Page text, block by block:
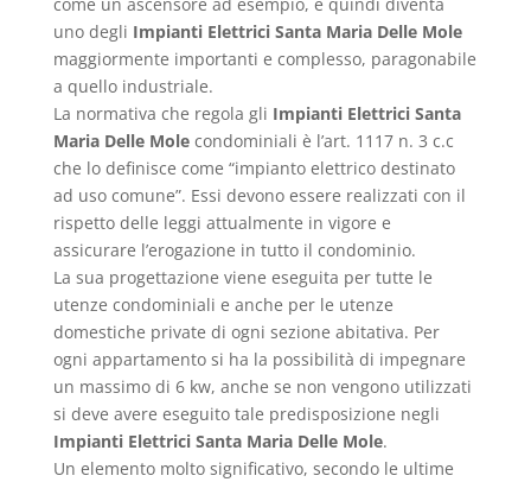
come un ascensore ad esempio, e quindi diventa
uno degli Impianti Elettrici Santa Maria Delle Mole
maggiormente importanti e complesso, paragonabile
a quello industriale.
La normativa che regola gli Impianti Elettrici Santa
Maria Delle Molecondominiali è l’art. 1117 n. 3 c.c
che lo definisce come “impianto elettrico destinato
ad uso comune”. Essi devono essere realizzati con il
rispetto delle leggi attualmente in vigore e
assicurare l’erogazione in tutto il condominio.
La sua progettazione viene eseguita per tutte le
utenze condominiali e anche per le utenze
domestiche private di ogni sezione abitativa. Per
ogni appartamento si ha la possibilità di impegnare
un massimo di 6 kw, anche se non vengono utilizzati
si deve avere eseguito tale predisposizione negli
Impianti Elettrici Santa Maria Delle Mole.
Un elemento molto significativo, secondo le ultime